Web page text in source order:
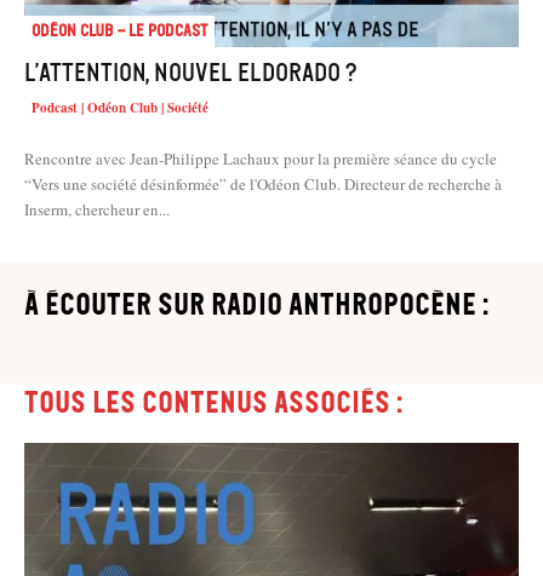
Odéon Club - Le Podcast
L’attention, nouvel eldorado ?
Podcast | Odéon Club | Société
Rencontre avec Jean-Philippe Lachaux pour la première séance du cycle
“Vers une société désinformée” de l'Odéon Club. Directeur de recherche à
Inserm, chercheur en...
à écouter sur Radio Anthropocène :
Tous les contenus associés :